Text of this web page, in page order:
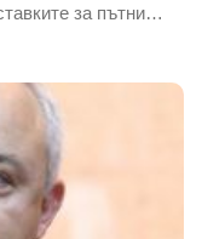
за пътни…